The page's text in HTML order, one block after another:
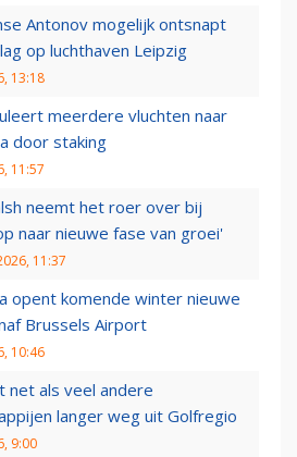
Antonov mogelijk ontsnapt
op luchthaven Leipzig
13:18
meerdere vluchten naar
door staking
11:57
neemt het roer over bij
naar nieuwe fase van groei'
11:37
opent komende winter nieuwe
Brussels Airport
10:46
net als veel andere
langer weg uit Golfregio
9:00